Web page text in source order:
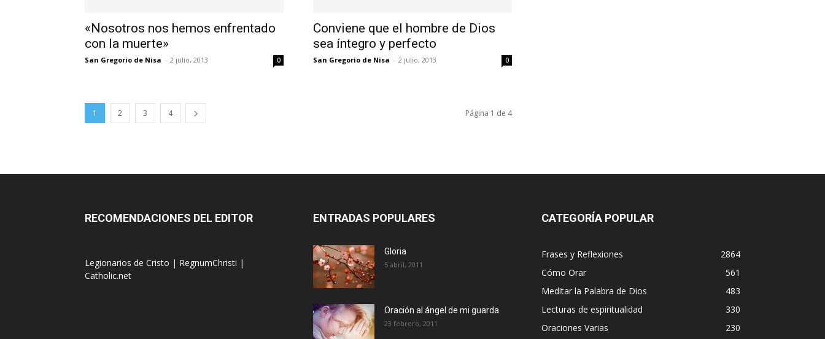
«Nosotros nos hemos enfrentado
con la muerte»
San Gregorio de Nisa - 2 julio, 2013 0
Conviene que el hombre de Dios
sea íntegro y perfecto
San Gregorio de Nisa - 2 julio, 2013 0
1 2 3 4 Página 1 de 4
RECOMENDACIONES DEL EDITOR
Legionarios de Cristo | RegnumChristi |
Catholic.net
ENTRADAS POPULARES
Gloria
5 abril, 2011
Oración al ángel de mi guarda
23 febrero, 2011
CATEGORÍA POPULAR
Frases y Reflexiones
2864
Cómo Orar
561
Meditar la Palabra de Dios
483
Lecturas de espiritualidad
330
Oraciones Varias
230